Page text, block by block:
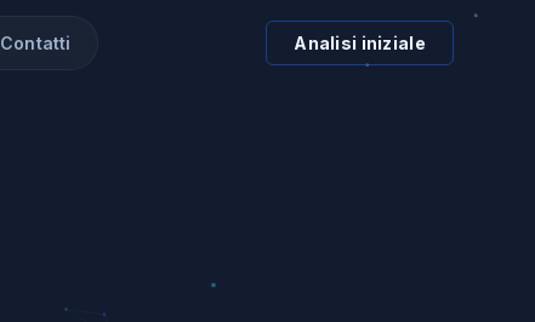
Contatti Analisi iniziale